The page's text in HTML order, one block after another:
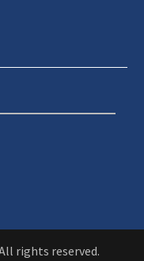
rights reserved.